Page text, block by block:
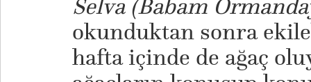
Selva (Babam
okunduktan sonra
hafta içinde de ağaç